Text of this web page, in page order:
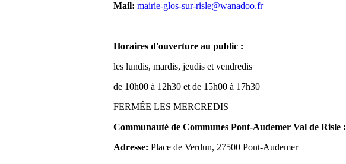
Mail: mairie-glos-sur-risle@wanadoo.fr
Horaires d'ouverture au public :
les lundis, mardis, jeudis et vendredis
de 10h00 à 12h30 et de 15h00 à 17h30
FERMÉE LES MERCREDIS
Communauté de Communes Pont-Audemer Val de Risle :
Adresse: Place de Verdun, 27500 Pont-Audemer